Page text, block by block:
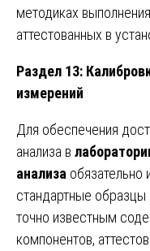
методиках
аттестованных в
Раздел 13:
измерений
Для обеспечения
анализа в
анализа обязательно
стандартные
точно известным
компонентов,